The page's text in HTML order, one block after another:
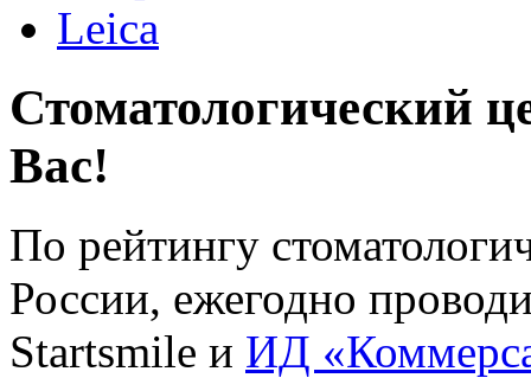
Стоматологический
Вас!
По рейтингу
России, ежегодно
Startsmile и ИД